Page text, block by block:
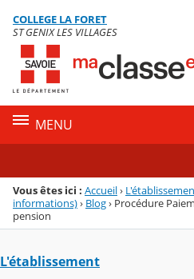
Menu de la rubrique
Contenu
COLLEGE LA FORET
ST GENIX LES VILLAGES
MENU
Vous êtes ici : Accueil›
informations)› Blog› Procédure
pension
L'établissement